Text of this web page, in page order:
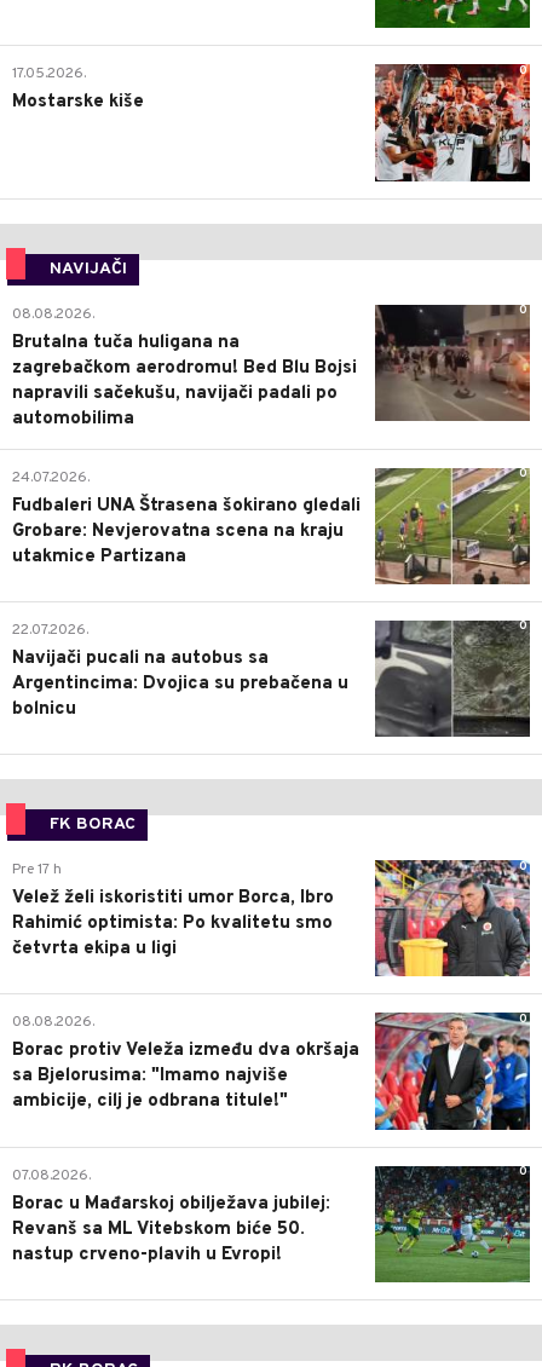
0
17.05.2026.
Mostarske kiše
NAVIJAČI
0
08.08.2026.
Brutalna tuča huligana na
zagrebačkom aerodromu! Bed Blu Bojsi
napravili sačekušu, navijači padali po
automobilima
0
24.07.2026.
Fudbaleri UNA Štrasena šokirano gledali
Grobare: Nevjerovatna scena na kraju
utakmice Partizana
0
22.07.2026.
Navijači pucali na autobus sa
Argentincima: Dvojica su prebačena u
bolnicu
FK BORAC
0
Pre 17 h
Velež želi iskoristiti umor Borca, Ibro
Rahimić optimista: Po kvalitetu smo
četvrta ekipa u ligi
0
08.08.2026.
Borac protiv Veleža između dva okršaja
sa Bjelorusima: "Imamo najviše
ambicije, cilj je odbrana titule!"
0
07.08.2026.
Borac u Mađarskoj obilježava jubilej:
Revanš sa ML Vitebskom biće 50.
nastup crveno-plavih u Evropi!